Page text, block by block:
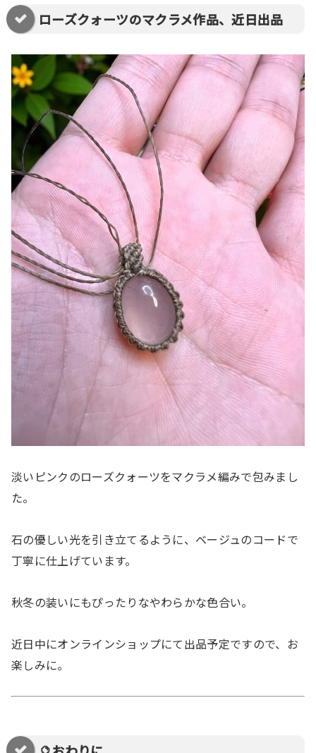
ローズクォーツのマクラメ作品、近日出品
淡いピンクのローズクォーツをマクラメ編みで包みまし
た。
石の優しい光を引き立てるように、ベージュのコードで
丁寧に仕上げています。
秋冬の装いにもぴったりなやわらかな色合い。
近日中にオンラインショップにて出品予定ですので、お
楽しみに。